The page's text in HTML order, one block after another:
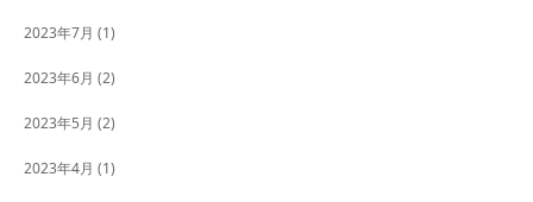
2023年7月 (1)
2023年6月 (2)
2023年5月 (2)
2023年4月 (1)